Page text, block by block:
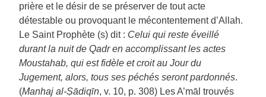
prière et le désir de se préserver de tout acte
détestable ou provoquant le mécontentement d’Allah.
Le Saint Prophète (s) dit : Celui qui reste éveillé
durant la nuit de Qadr en accomplissant les actes
Moustahab, qui est fidèle et croit au Jour du
Jugement, alors, tous ses péchés seront pardonnés.
(Manhaj al-Ṣādiqīn, v. 10, p. 308) Les A’māl trouvés